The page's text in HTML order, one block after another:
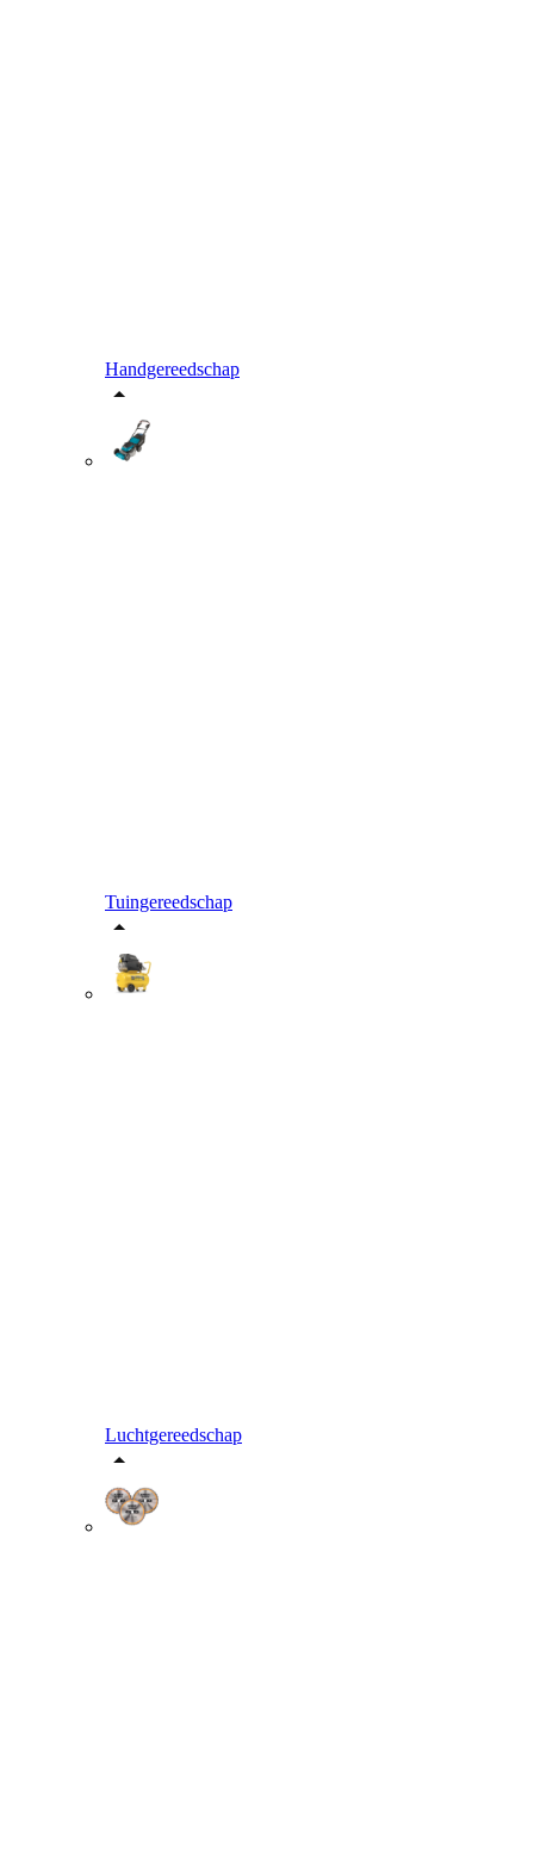
Handgereedschap
Tuingereedschap
Luchtgereedschap